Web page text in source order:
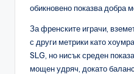
обикновено показва добра
За френските играчи,
с други метрики като
SLG, но нисък среден
мощен удряч, докато